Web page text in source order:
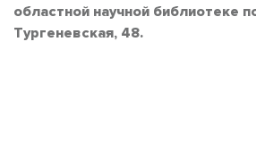
областной научной библиотеке
Тургеневская, 48.